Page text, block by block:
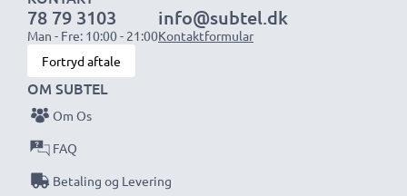
BEMÆRK: For optimal ydeevne og levetid, oplad dine
batterier fuldt før første brug.
Gå aldrig glip af et skud med denne smarte,
kompakte LCD-batterioplader fra CELLONIC.
Bestil nu med hurtig levering og 3 års garanti!
78 79 3103
Man - Fre: 10:00 - 21:00
info@subtel.dk
Kontaktformular
Fortryd aftale
OM SUBTEL
Om Os
FAQ
Betaling og Levering